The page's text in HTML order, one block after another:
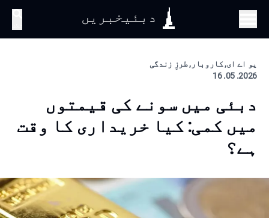
دبئیخبریں
یو اے ای, کاروبار, طرزِ زندگی
2026. 05. 16
دبئی میں سونے کی قیمتوں
میں کمی: کیا خریداری کا وقت
ہے؟